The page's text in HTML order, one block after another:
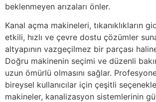
beklenmeyen arızaları önler.
Kanal açma makineleri, tıkanıklıkların
etkili, hızlı ve çevre dostu çözümler
altyapının vazgeçilmez bir parçası
Doğru makinenin seçimi ve düzenli
uzun ömürlü olmasını sağlar.
bireysel kullanıcılar için çeşitli
makineler, kanalizasyon sistemlerinin